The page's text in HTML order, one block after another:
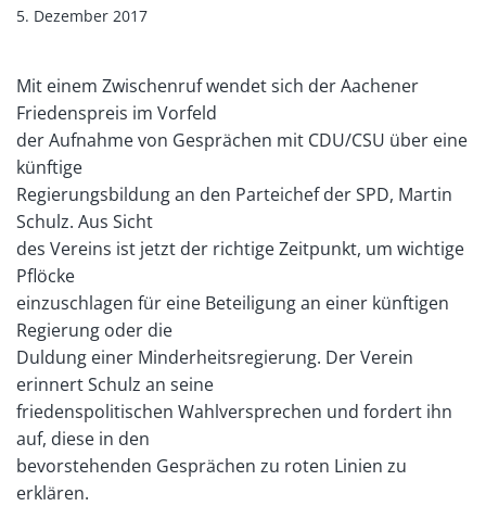
5. Dezember 2017
Mit einem Zwischenruf wendet sich der Aachener
Friedenspreis im Vorfeld
der Aufnahme von Gesprächen mit CDU/CSU über eine
künftige
Regierungsbildung an den Parteichef der SPD, Martin
Schulz. Aus Sicht
des Vereins ist jetzt der richtige Zeitpunkt, um wichtige
Pflöcke
einzuschlagen für eine Beteiligung an einer künftigen
Regierung oder die
Duldung einer Minderheitsregierung. Der Verein
erinnert Schulz an seine
friedenspolitischen Wahlversprechen und fordert ihn
auf, diese in den
bevorstehenden Gesprächen zu roten Linien zu
erklären.